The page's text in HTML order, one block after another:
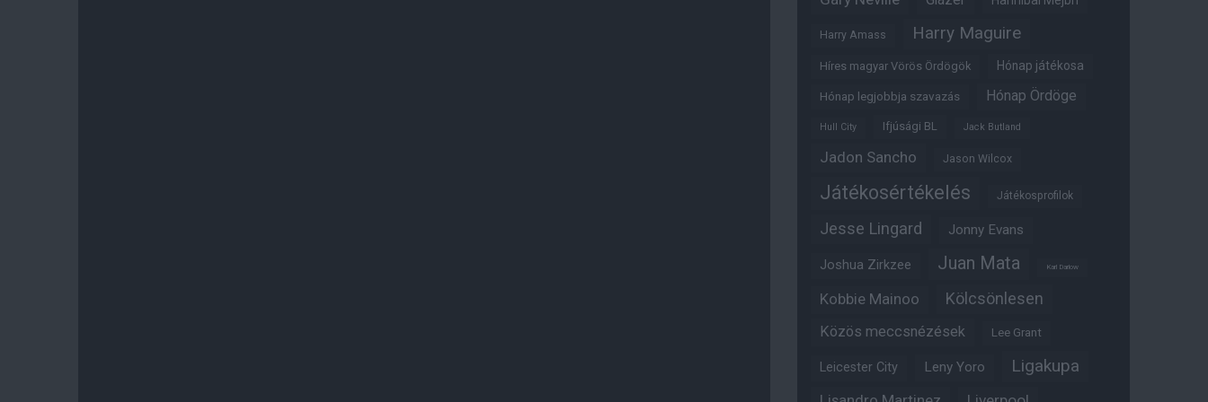
Harry Amass Harry Maguire
Híres magyar Vörös Ördögök Hónap játékosa
Hónap legjobbja szavazás Hónap Ördöge
Hull City Ifjúsági BL Jack Butland
Jadon Sancho Jason Wilcox
Játékosértékelés Játékosprofilok
Jesse Lingard Jonny Evans
Joshua Zirkzee Juan Mata Karl Darlow
Kobbie Mainoo Kölcsönlesen
Közös meccsnézések Lee Grant
Leicester City Leny Yoro Ligakupa